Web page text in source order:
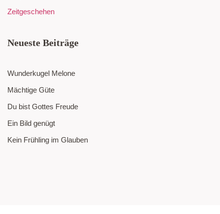
Zeitgeschehen
Neueste Beiträge
Wunderkugel Melone
Mächtige Güte
Du bist Gottes Freude
Ein Bild genügt
Kein Frühling im Glauben